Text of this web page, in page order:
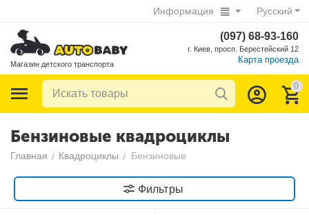
Русский
Информация
Магазин детского транспорта
(097) 68-93-160
г. Киев, просп. Берестейский 12
Карта проезда
0
Бензиновые квадроциклы
Главная / Квадроциклы / Бензиновые
Фильтры